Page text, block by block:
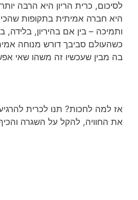
לסיכום, כרית הריון היא הרבה
היא חברה אמיתית בתקופות
ותמיכה – בין אם בהיריון, בלידה,
כשהעולם סביבך דורש מנוחה
בה מבין שעכשיו זה משהו שאי
אז למה לחכות? תנו לכרית
את החוויה, להקל על השגרה